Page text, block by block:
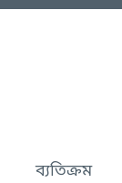
ব্যতিক্রম